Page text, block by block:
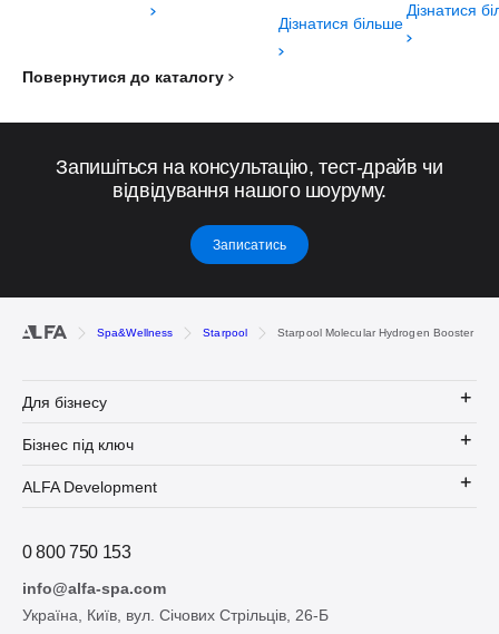
Дізнатися більше
Дізнатися
Повернутися до каталогу
Запишіться на консультацію, тест-драйв чи
відвідування нашого шоуруму.
Записатись
Spa&Wellness Starpool Starpool Molecular Hydrogen Booster
Для бізнесу
Бізнес під ключ
ALFA Development
0 800 750 153
info@alfa-spa.com
Україна, Київ, вул. Січових Стрільців, 26-Б